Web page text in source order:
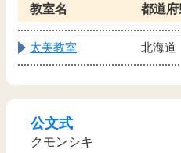
教室名 都道府
太美教室 北海道
公文式
クモンシキ